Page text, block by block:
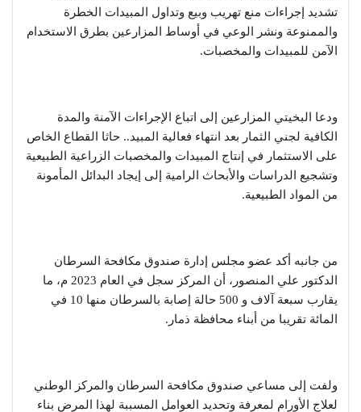
تشديد إجراءات منع تهريب وبيع وتداول المبيدات الخطرة
والممنوعة ونشر الوعي في أوساط المزارعين بطرق الاستخدام
الآمن للمبيدات والمخصبات.
ودعا البخيتي المزارعين إلى اتباع الإجراءات الآمنة والمدة
الكافية لجني الثمار بعد انتهاء فعالية المبيد.. حاثا القطاع الخاص
على الاستثمار في إنتاج المبيدات والمخصبات الزراعية الطبيعية
وتشجيع الدراسات والأبحاث الرامية إلى إيجاد البدائل المأمونة
من المواد الطبيعية.
من جانبه أكد عضو مجلس إدارة صندوق مكافحة السرطان
الدكتور علي المنصور، أن المركز سجل في العام 2023 م، ما
يقارب سبعة آلاف و 500 حالة إصابة بالسرطان منها 10 في
المائة تقريبا من أبناء محافظة ذمار.
ولفت إلى مساعي صندوق مكافحة السرطان والمركز الوطني
لعلاج الأورام لمعرفة وتحديد العوامل المسببة لهذا المرض بناء